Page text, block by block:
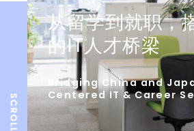
从留学到就职，
的IT人才桥梁
Bridging China and
Centered IT & Career